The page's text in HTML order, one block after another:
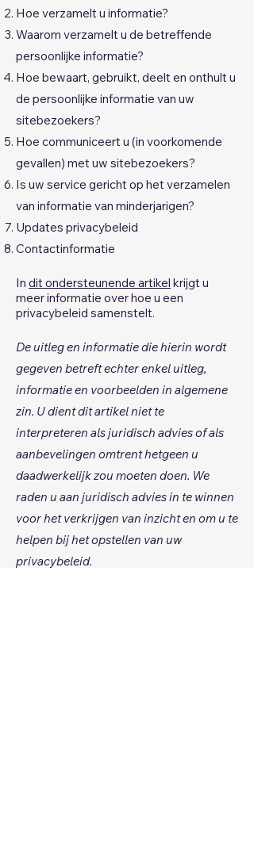
Hoe verzamelt u informatie?
Waarom verzamelt u de betreffende
persoonlijke informatie?
Hoe bewaart, gebruikt, deelt en onthult u
de persoonlijke informatie van uw
sitebezoekers?
Hoe communiceert u (in voorkomende
gevallen) met uw sitebezoekers?
Is uw service gericht op het verzamelen
van informatie van minderjarigen?
Updates privacybeleid
Contactinformatie
In dit ondersteunende artikel krijgt u
meer informatie over hoe u een
privacybeleid samenstelt.
De uitleg en informatie die hierin wordt
gegeven betreft echter enkel uitleg,
informatie en voorbeelden in algemene
zin. U dient dit artikel niet te
interpreteren als juridisch advies of als
aanbevelingen omtrent hetgeen u
daadwerkelijk zou moeten doen. We
raden u aan juridisch advies in te winnen
voor het verkrijgen van inzicht en om u te
helpen bij het opstellen van uw
privacybeleid.